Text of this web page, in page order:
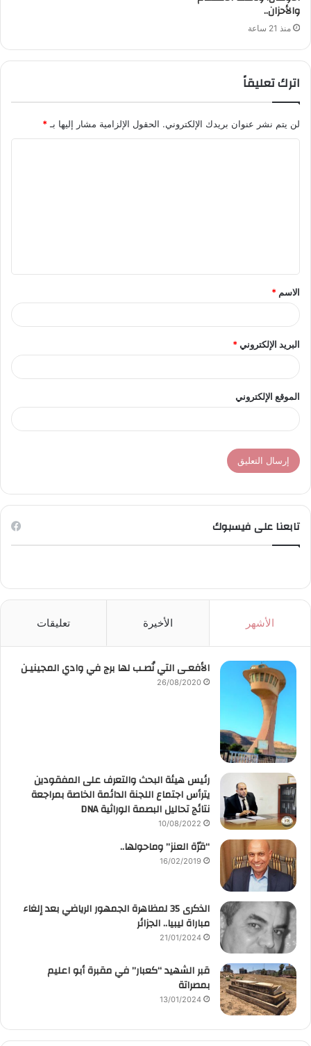
والأحزان..
منذ 21 ساعة
اترك تعليقاً
لن يتم نشر عنوان بريدك الإلكتروني. الحقول الإلزامية مشار إليها بـ*
ق
*
الاسم *
البريد الإلكتروني*
الموقع الإلكتروني
تابعنا على فيسبوك
الأشهر الأخيرة تعليقات
الأفعـى التي نُصـب لها برج في وادي المجينيـن
26/08/2020
رئيس هيئة البحث والتعرف على المفقودين
يترأس اجتماع اللجنة الدائمة الخاصة بمراجعة
نتائج تحاليل البصمة الوراثية DNA
10/08/2022
“قرّة العنز” وماحولها..
16/02/2019
الذكرى 35 لمظاهرة الجمهور الرياضي بعد إلغاء
مباراة ليبيا.. الجزائر
21/01/2024
قبر الشهيد “كعبار” في مقبرة أبو اعليم
بمصراتة
13/01/2024